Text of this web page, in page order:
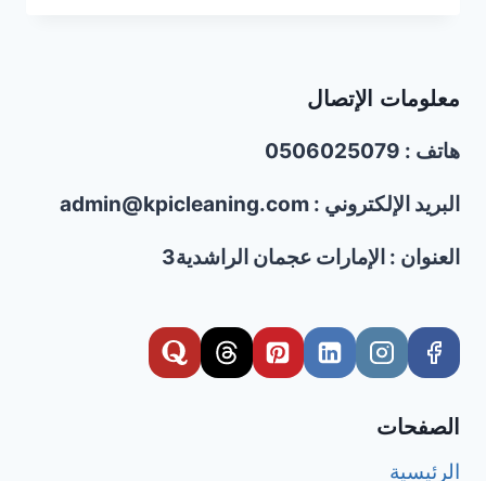
في
|0506025079
معلومات الإتصال
هاتف : 0506025079
البريد الإلكتروني : admin@kpicleaning.com
العنوان : الإمارات عجمان الراشدية3
الصفحات
الرئيسية